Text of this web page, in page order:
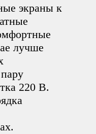
экраны к
лучше
220 В.